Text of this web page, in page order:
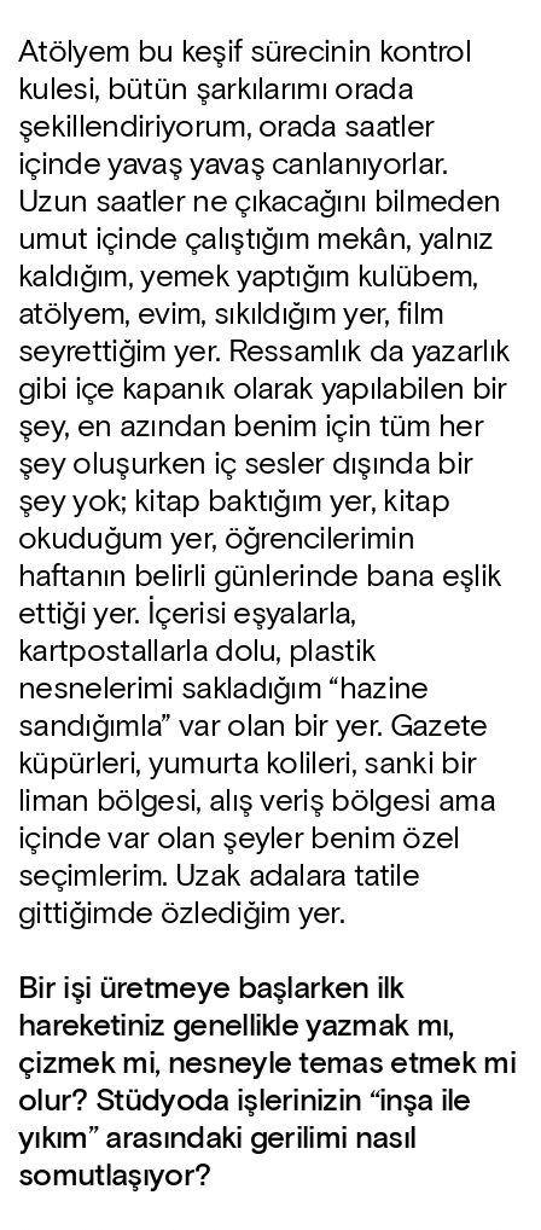
Atölyem bu keşif sürecinin kontrol
kulesi, bütün şarkılarımı orada
şekillendiriyorum, orada saatler
içinde yavaş yavaş canlanıyorlar.
Uzun saatler ne çıkacağını bilmeden
umut içinde çalıştığım mekân, yalnız
kaldığım, yemek yaptığım kulübem,
atölyem, evim, sıkıldığım yer, film
seyrettiğim yer. Ressamlık da yazarlık
gibi içe kapanık olarak yapılabilen bir
şey, en azından benim için tüm her
şey oluşurken iç sesler dışında bir
şey yok; kitap baktığım yer, kitap
okuduğum yer, öğrencilerimin
haftanın belirli günlerinde bana eşlik
ettiği yer. İçerisi eşyalarla,
kartpostallarla dolu, plastik
nesnelerimi sakladığım “hazine
sandığımla” var olan bir yer. Gazete
küpürleri, yumurta kolileri, sanki bir
liman bölgesi, alış veriş bölgesi ama
içinde var olan şeyler benim özel
seçimlerim. Uzak adalara tatile
gittiğimde özlediğim yer.
Bir işi üretmeye başlarken ilk
hareketiniz genellikle yazmak mı,
çizmek mi, nesneyle temas etmek mi
olur? Stüdyoda işlerinizin “inşa ile
yıkım” arasındaki gerilimi nasıl
somutlaşıyor?